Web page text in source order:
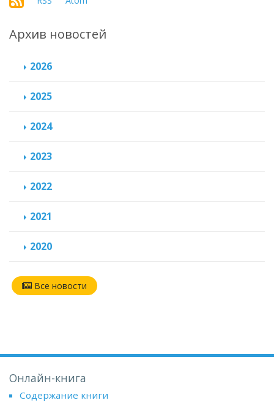
Архив новостей
2026
2025
2024
2023
2022
2021
2020
Все новости
Онлайн-книга
Содержание книги